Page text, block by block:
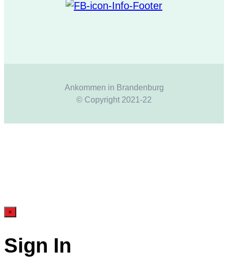
Ankommen in Brandenburg
© Copyright 2021-22
×
Sign In